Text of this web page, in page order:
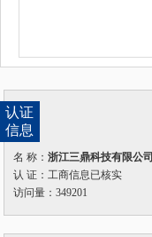
认证
信息
名 称： 浙江三鼎科技有限公司
认 证：工商信息已核实
访问量：349201